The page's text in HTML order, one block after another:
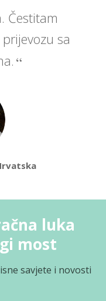
Čestitam
sa
luka
most
savjete i novosti